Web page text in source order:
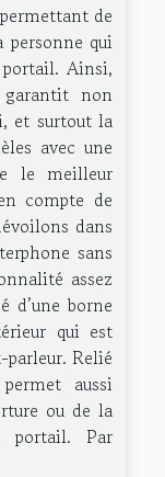
de
personne qui
Ainsi,
garantit non
et surtout la
avec une
le meilleur
compte de
dans
sans
assez
d’une borne
qui est
Relié
aussi
ou de la
portail. Par